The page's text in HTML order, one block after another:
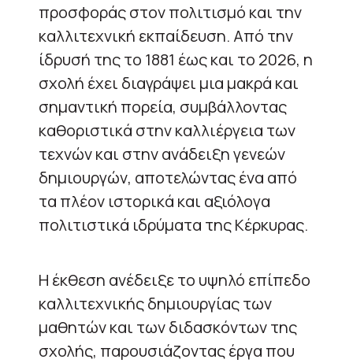
προσφοράς στον πολιτισμό και την
καλλιτεχνική εκπαίδευση. Από την
ίδρυσή της το 1881 έως και το 2026, η
σχολή έχει διαγράψει μια μακρά και
σημαντική πορεία, συμβάλλοντας
καθοριστικά στην καλλιέργεια των
τεχνών και στην ανάδειξη γενεών
δημιουργών, αποτελώντας ένα από
τα πλέον ιστορικά και αξιόλογα
πολιτιστικά ιδρύματα της Κέρκυρας.
Η έκθεση ανέδειξε το υψηλό επίπεδο
καλλιτεχνικής δημιουργίας των
μαθητών και των διδασκόντων της
σχολής, παρουσιάζοντας έργα που